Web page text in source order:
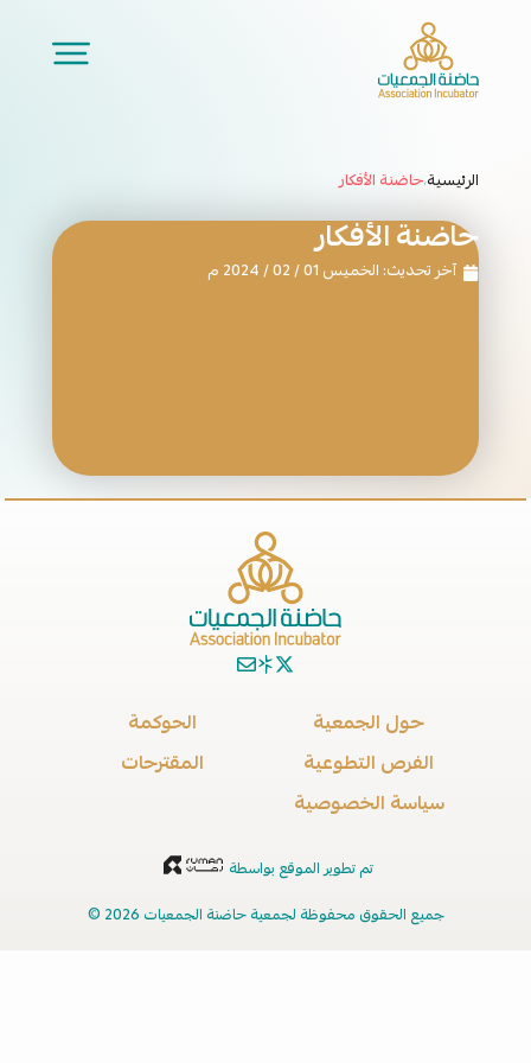
الرئيسية/حاضنة الأفكار
حاضنة الأفكار
آخر تحديث: الخميس 01 / 02 / 2024 م
حول الجمعية
الحوكمة
الفرص التطوعية
المقترحات
سياسة الخصوصية
تم تطوير الموقع بواسطة
جميع الحقوق محفوظة لجمعية حاضنة الجمعيات 2026 ©